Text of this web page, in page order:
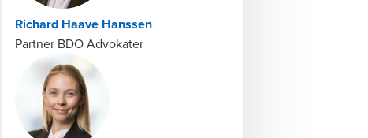
Richard Haave Hanssen
Partner BDO Advokater